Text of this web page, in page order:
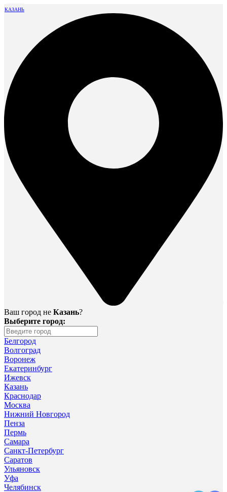
КАЗАНЬ
Ваш город не Казань?
Выберите город:
Белгород
Волгоград
Воронеж
Екатеринбург
Ижевск
Казань
Краснодар
Москва
Нижний Новгород
Пенза
Пермь
Самара
Санкт-Петербург
Саратов
Ульяновск
Уфа
Челябинск